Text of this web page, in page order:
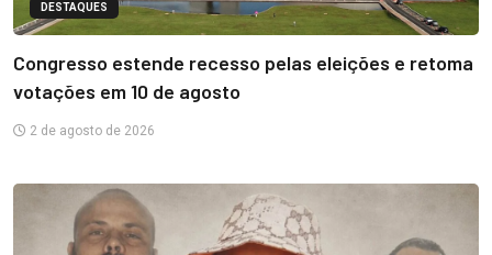
DESTAQUES
Congresso estende recesso pelas eleições e retoma
votações em 10 de agosto
2 de agosto de 2026